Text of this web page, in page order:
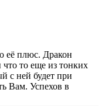
её плюс. Дракон
что то еще из тонких
с ней будет при
Вам. Успехов в